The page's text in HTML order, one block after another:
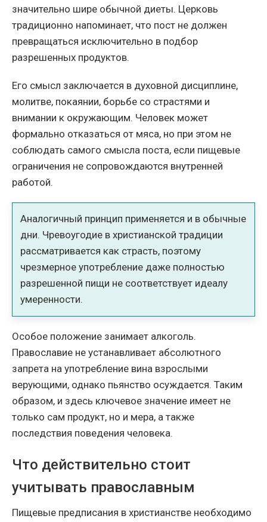
значительно шире обычной диеты. Церковь
традиционно напоминает, что пост не должен
превращаться исключительно в подбор
разрешенных продуктов.
Его смысл заключается в духовной дисциплине,
молитве, покаянии, борьбе со страстями и
внимании к окружающим. Человек может
формально отказаться от мяса, но при этом не
соблюдать самого смысла поста, если пищевые
ограничения не сопровождаются внутренней
работой.
Аналогичный принцип применяется и в обычные
дни. Чревоугодие в христианской традиции
рассматривается как страсть, поэтому
чрезмерное употребление даже полностью
разрешенной пищи не соответствует идеалу
умеренности.
Особое положение занимает алкоголь.
Православие не устанавливает абсолютного
запрета на употребление вина взрослыми
верующими, однако пьянство осуждается. Таким
образом, и здесь ключевое значение имеет не
только сам продукт, но и мера, а также
последствия поведения человека.
Что действительно стоит
учитывать православным
Пищевые предписания в христианстве необходимо